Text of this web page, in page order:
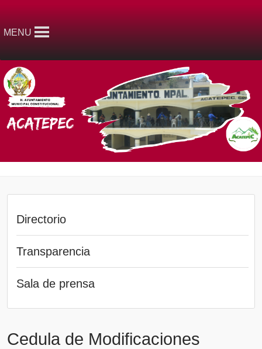
MENU
Directorio
Transparencia
Sala de prensa
Cedula de Modificaciones